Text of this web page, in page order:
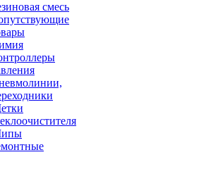
смесь